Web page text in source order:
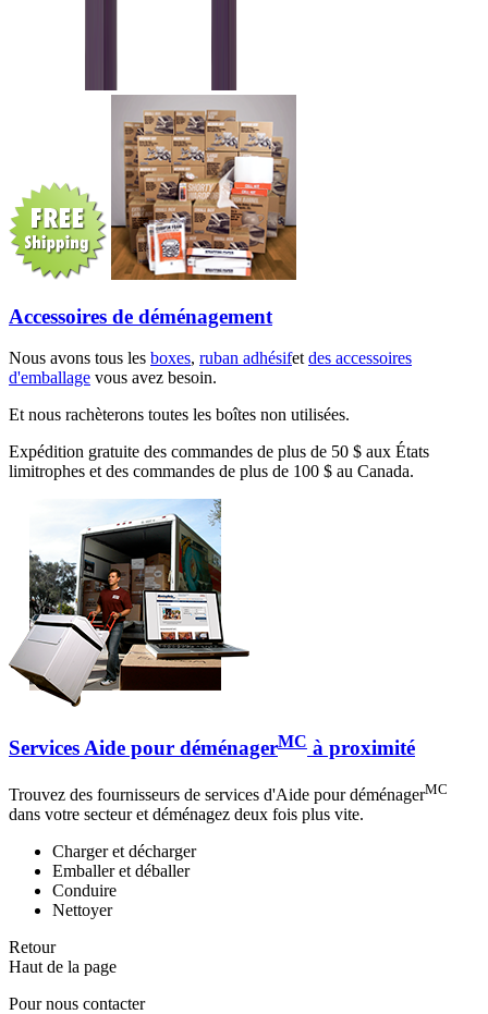
Accessoires de déménagement
Nous avons tous les boxes, ruban adhésifetdes accessoires
d'emballage vous avez besoin.
Et nous rachèterons toutes les boîtes non utilisées.
Expédition gratuite des commandes de plus de 50 $ aux États
limitrophes et des commandes de plus de 100 $ au Canada.
Services Aide pour déménagerMC à proximité
Trouvez des fournisseurs de services d'Aide pour déménagerMC
dans votre secteur et déménagez deux fois plus vite.
Charger et décharger
Emballer et déballer
Conduire
Nettoyer
Retour
Haut de la page
Pour nous contacter